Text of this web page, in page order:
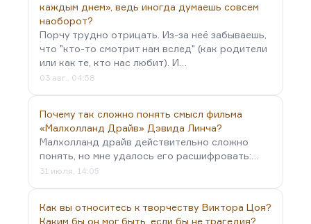
каждым днем», ведь иногда думаешь совсем
наоборот?
Порчу трудно отрицать. Из-за неё забываешь,
что "кто-то смотрит нам вслед" (как родители
или как те, кто нас любит). И…
03 авг., 04:58
Почему так сложно понять смысл фильма
«Малхолланд Драйв» Дэвида Линча?
Малхолланд драйв действительно сложно
понять, но мне удалось его расшифровать:…
31 июля, 14:05
Как вы относитесь к творчеству Виктора Цоя?
Каким бы он мог быть, если бы не трагедия?